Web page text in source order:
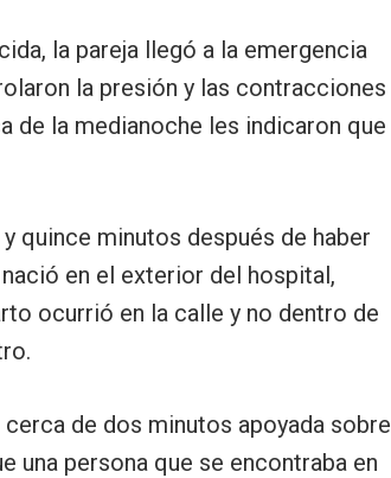
la pareja llegó a la emergencia
la presión y las contracciones
de la medianoche les indicaron que
quince minutos después de haber
en el exterior del hospital,
ocurrió en la calle y no dentro de
de dos minutos apoyada sobre
una persona que se encontraba en